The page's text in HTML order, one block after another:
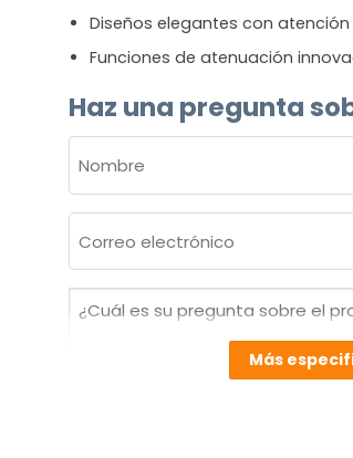
Diseños elegantes con
Funciones de atenuación
Haz una pregunta
(OBLIGATORIO)
Nombre
electrónico
¿Cuál
Más